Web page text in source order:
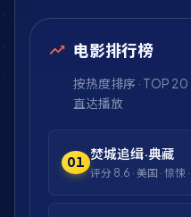
电影排行榜
按热度排序 · TOP 20
直达播放
01
焚城追缉·典藏
评分 8.6 · 美国 · 惊悚 ·